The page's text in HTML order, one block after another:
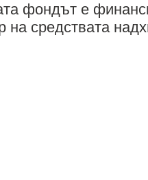
фондът e
на средствата